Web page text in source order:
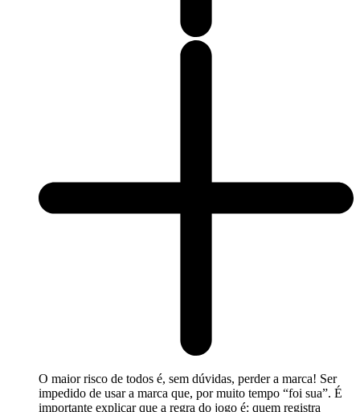
O maior risco de todos é, sem dúvidas, perder a marca! Ser
impedido de usar a marca que, por muito tempo “foi sua”. É
importante explicar que a regra do jogo é: quem registra